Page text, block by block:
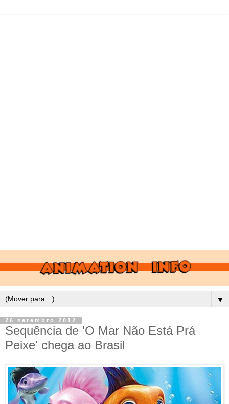
▼
26 setembro 2012
Sequência de 'O Mar Não Está Prá
Peixe' chega ao Brasil